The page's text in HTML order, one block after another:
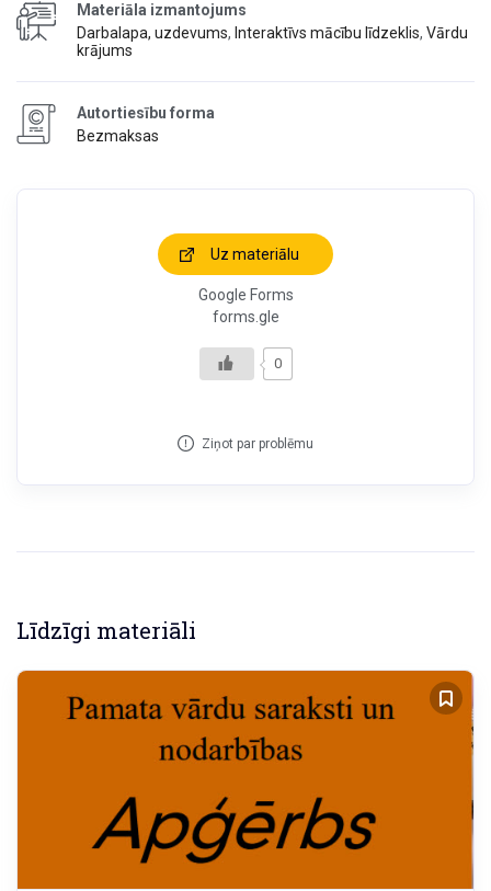
Materiāla izmantojums
Darbalapa, uzdevums, Interaktīvs mācību līdzeklis, Vārdu
krājums
Autortiesību forma
Bezmaksas
Uz materiālu
Google Forms
forms.gle
0
Ziņot par problēmu
Līdzīgi materiāli